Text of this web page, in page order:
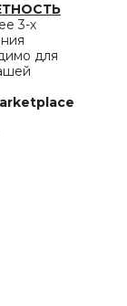
3-х
для